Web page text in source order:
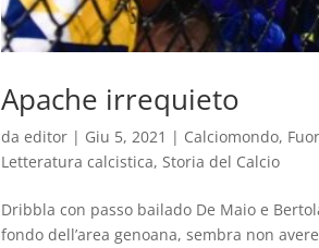
Apache irrequieto
daeditor | Giu 5, 2021 | Calciomondo,
Letteratura calcistica,Storia del Calcio
Dribbla con passo bailado De Maio e
fondo dell’area genoana, sembra non